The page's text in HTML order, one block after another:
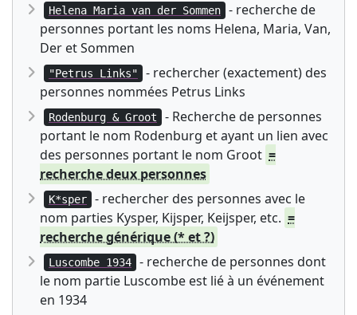
Helena Maria van der Sommen
- recherche de
personnes portant les noms Helena, Maria, Van,
Der et Sommen
"Petrus Links"
- rechercher (exactement) des
personnes nommées Petrus Links
Rodenburg & Groot
- Recherche de personnes
portant le nom Rodenburg et ayant un lien avec
des personnes portant le nom Groot =
recherche deux personnes
K*sper
- rechercher des personnes avec le
nom parties Kysper, Kijsper, Keijsper, etc. =
recherche générique (* et ?)
Luscombe 1934
- recherche de personnes dont
le nom partie Luscombe est lié à un événement
en 1934